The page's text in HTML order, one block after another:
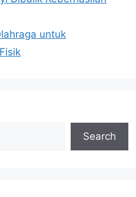
untuk
Search